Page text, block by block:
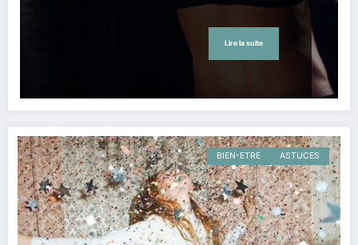
Lire la suite
ASTUCES
BIEN-ETRE